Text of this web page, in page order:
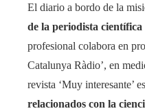
El diario a bordo de la
de la periodista
profesional colabora en
Catalunya Ràdio’, en
revista ‘Muy interesante’
relacionados con la